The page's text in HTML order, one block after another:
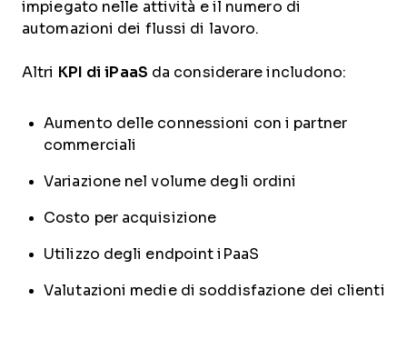
impiegato nelle attività e il numero di
automazioni dei flussi di lavoro.
Altri KPI di iPaaS da considerare includono:
Aumento delle connessioni con i partner
commerciali
Variazione nel volume degli ordini
Costo per acquisizione
Utilizzo degli endpoint iPaaS
Valutazioni medie di soddisfazione dei clienti